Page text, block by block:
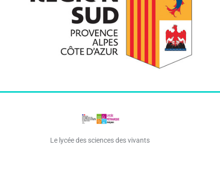
Le lycée des sciences des vivants